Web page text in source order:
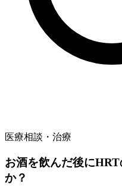
医療相談・治療
お酒を飲んだ後に
か？